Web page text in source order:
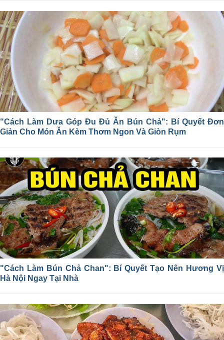
"Cách Làm Dưa Góp Đu Đủ Ăn Bún Chả": Bí Quyết Đơn
Giản Cho Món Ăn Kèm Thơm Ngon Và Giòn Rụm
"Cách Làm Bún Chả Chan": Bí Quyết Tạo Nên Hương Vị
Hà Nội Ngay Tại Nhà